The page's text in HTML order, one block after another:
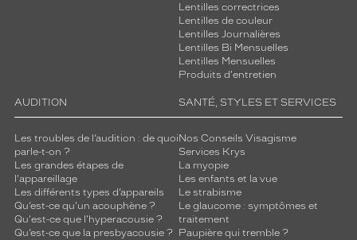
Lentilles correctrices
Lentilles de couleur
Lentilles Journalières
Lentilles Bi Mensuelles
Lentilles Mensuelles
Produits d'entretien
AUDITION
Les troubles de l’audition : de quoi
parle-t-on ?
Les grandes étapes de
l'appareillage
Les différents types d’appareils
Qu’est-ce qu'un acouphène ?
Qu'est-ce que l'hyperacousie ?
Qu’est-ce que la presbyacousie ?
SANTÉ, STYLES ET SERVICES
Nos Conseils Visagisme
Services Krys
La myopie
Les enfants et la vue
Le strabisme
Le glaucome : symptômes et
traitement
Paupière qui tremble ?